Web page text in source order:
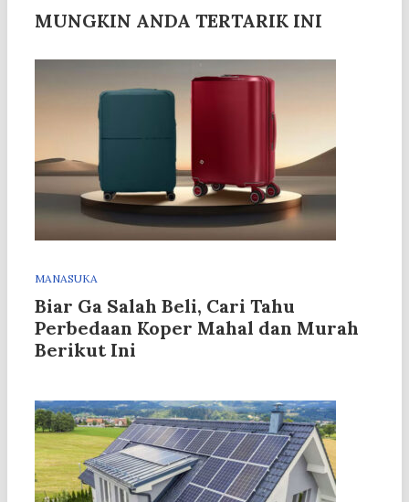
MUNGKIN ANDA TERTARIK INI
MANASUKA
Biar Ga Salah Beli, Cari Tahu
Perbedaan Koper Mahal dan Murah
Berikut Ini